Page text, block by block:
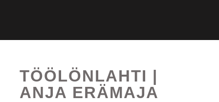
TÖÖLÖNLAHTI |
ANJA ERÄMAJA